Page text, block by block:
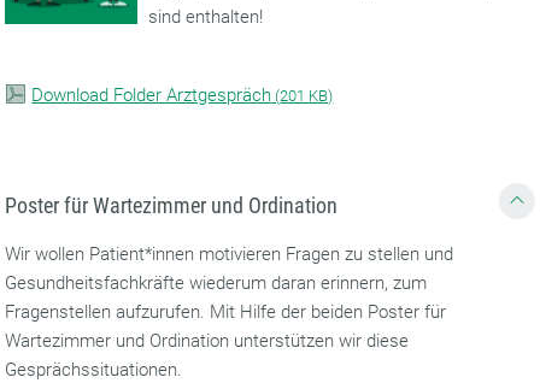
sind enthalten!
Download Folder Arztgespräch (201 KB)
Poster für Wartezimmer und Ordination
Wir wollen Patient*innen motivieren Fragen zu stellen und
Gesundheitsfachkräfte wiederum daran erinnern, zum
Fragenstellen aufzurufen. Mit Hilfe der beiden Poster für
Wartezimmer und Ordination unterstützen wir diese
Gesprächssituationen.